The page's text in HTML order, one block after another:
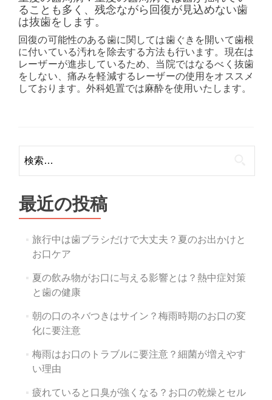
ることも多く、残念ながら回復が見込めない歯
は抜歯をします。
回復の可能性のある歯に関しては歯ぐきを開いて歯根
に付いている汚れを除去する方法も行います。現在は
レーザーが進歩しているため、当院ではなるべく抜歯
をしない、痛みを軽減するレーザーの使用をオススメ
しております。外科処置では麻酔を使用いたします。
索:
最近の投稿
旅行中は歯ブラシだけで大丈夫？夏のお出かけと
お口ケア
夏の飲み物がお口に与える影響とは？熱中症対策
と歯の健康
朝の口のネバつきはサイン？梅雨時期のお口の変
化に要注意
梅雨はお口のトラブルに要注意？細菌が増えやす
い理由
疲れていると口臭が強くなる？お口の乾燥とセル